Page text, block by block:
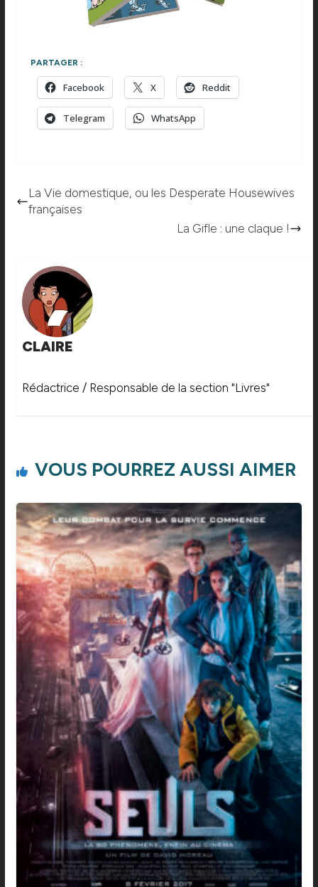
PARTAGER :
Facebook X Reddit
Telegram WhatsApp
La Vie domestique, ou les Desperate Housewives
françaises
La Gifle : une claque !
CLAIRE
Rédactrice / Responsable de la section "Livres"
VOUS POURREZ AUSSI AIMER